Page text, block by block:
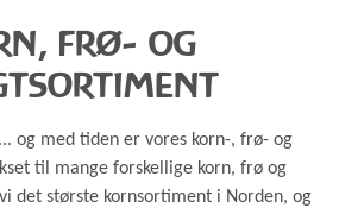
FRØ- OG
og med tiden er vores korn-, frø- og
til mange forskellige korn, frø og
det største kornsortiment i Norden, og